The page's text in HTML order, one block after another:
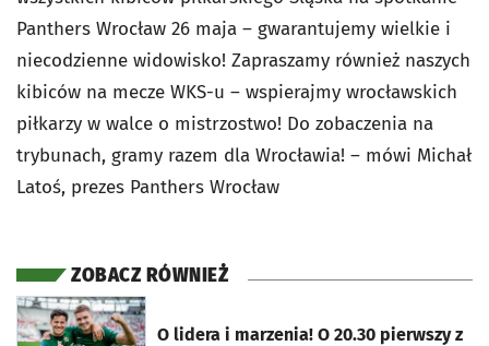
Panthers Wrocław 26 maja – gwarantujemy wielkie i
niecodzienne widowisko! Zapraszamy również naszych
kibiców na mecze WKS-u – wspierajmy wrocławskich
piłkarzy w walce o mistrzostwo! Do zobaczenia na
trybunach, gramy razem dla Wrocławia! – mówi Michał
Latoś, prezes Panthers Wrocław
ZOBACZ RÓWNIEŻ
O lidera i marzenia! O 20.30 pierwszy z
otworzy się w nowej karcie